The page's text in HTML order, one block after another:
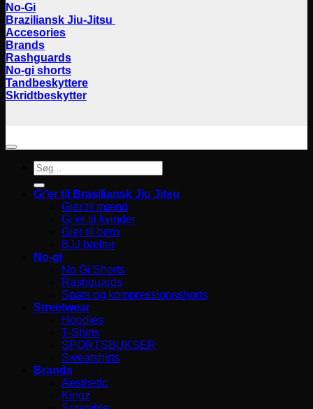
No-Gi
Braziliansk Jiu-Jitsu
Accesories
Brands
Rashguards
No-gi shorts
Tandbeskyttere
Skridtbeskytter
Søg
efter:
Gi’er til Brasiliansk Jiu Jitsu
Gier til mænd
Gi’er til kvinder
Gier til børn
BJJ bælter
No-gi
No Gi Shorts
Rashguards
Spats og kompressionsshorts
Streetwear
Hoodies
T-Shirts
SPORTSBUKSER
Sweatshirts
Brands
Aesthetic
Kingz